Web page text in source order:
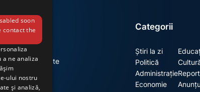
prezentate
Ziarul Exclusiv te
zi la cele mai
din
Categorii
Știri la zi
Politică
Administrație
Economie
soon
contact the
ne analiza
ului nostru
și analiză,